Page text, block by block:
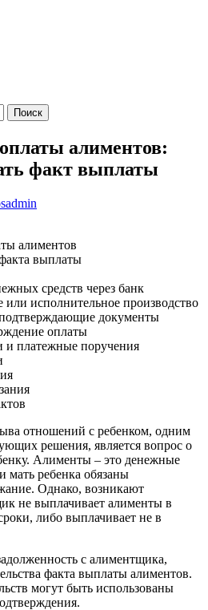
алиментов:
факт выплаты
алиментов
выплаты
средств через банк
исполнительное производство
документы
оплаты
и платежные поручения
отношений с ребенком, одним
решения, является вопрос о
Алименты – это денежные
мать ребенка обязаны
Однако, возникают
не выплачивает алименты в
либо выплачивает не в
с алиментщика,
факта выплаты алиментов.
могут быть использованы